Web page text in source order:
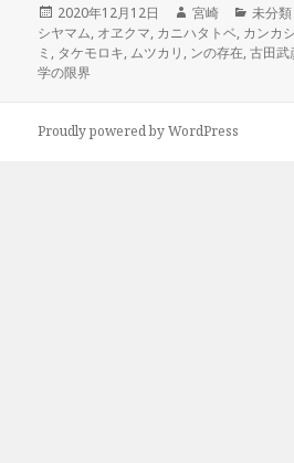
投
稿
日:
2020年12月12日
作
成
者
宮崎
カ
テ
ゴ
未分類
シヤマム, オヱクマ, カニハタトベ, カンカ
ミ , タケモロキ, ムツカリ , ンの存在,古田武
学の限界
Proudly powered by WordPress